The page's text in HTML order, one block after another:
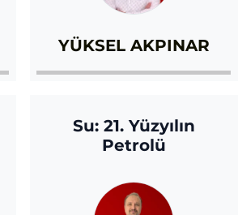
YÜKSEL AKPINAR
Su: 21. Yüzyılın
Petrolü